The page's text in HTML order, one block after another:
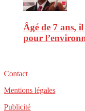
Âgé de 7 ans,
pour
Contact
Mentions légales
Publicité